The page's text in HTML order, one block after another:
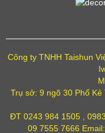
Công ty TNHH Taishun
Trụ sở: 9 ngõ 30 Phố
ĐT 0243 984 1505 ,
09 7555 7666